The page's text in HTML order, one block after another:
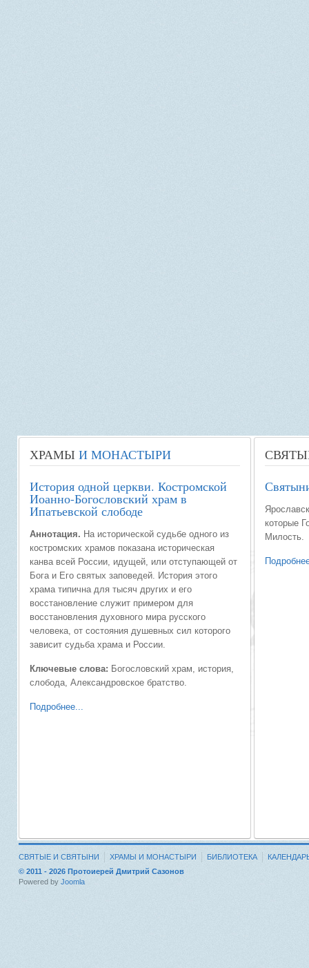
ХРАМЫ И МОНАСТЫРИ
История одной церкви. Костромской
Иоанно-Богословский храм в
Ипатьевской слободе
Аннотация. На исторической судьбе одного из
костромских храмов показана историческая
канва всей России, идущей, или отступающей от
Бога и Его святых заповедей. История этого
храма типична для тысяч других и его
восстановление служит примером для
восстановления духовного мира русского
человека, от состояния душевных сил которого
зависит судьба храма и России.
Ключевые слова: Богословский храм, история,
слобода, Александровское братство.
Подробнее...
которые
Милость.
СВЯТЫЕ И СВЯТЫНИ ХРАМЫ И МОНАСТЫРИ БИБЛИОТЕКА
© 2011 - 2026 Протоиерей Дмитрий Сазонов
Powered by Joomla